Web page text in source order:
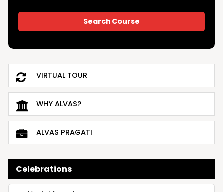
VIRTUAL TOUR
WHY ALVAS?
ALVAS PRAGATI
Celebrations